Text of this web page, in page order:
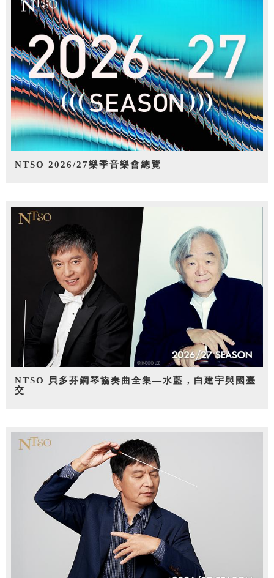
NTSO 2026/27樂季音樂會總覽
NTSO 貝多芬鋼琴協奏曲全集—水藍，白建宇與國臺
交